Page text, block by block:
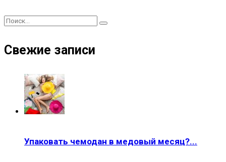
Свежие записи
Упаковать чемодан в медовый месяц?...